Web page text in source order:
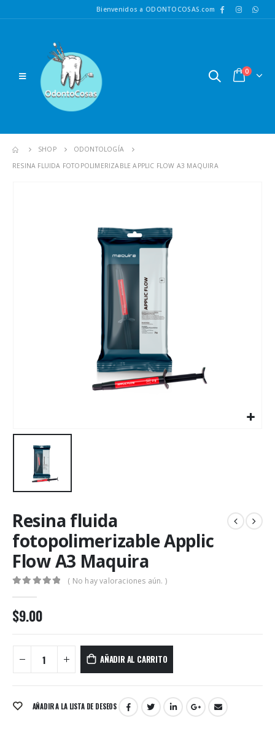
Bienvenidos a ODONTOCOSAS.com
0
SHOP
ODONTOLOGÍA
RESINA FLUIDA FOTOPOLIMERIZABLE APPLIC FLOW A3 MAQUIRA
Resina fluida
fotopolimerizable Applic
Flow A3 Maquira
( No hay valoraciones aún. )
$9.00
AÑADIR AL CARRITO
AÑADIR A LA LISTA DE DESEOS